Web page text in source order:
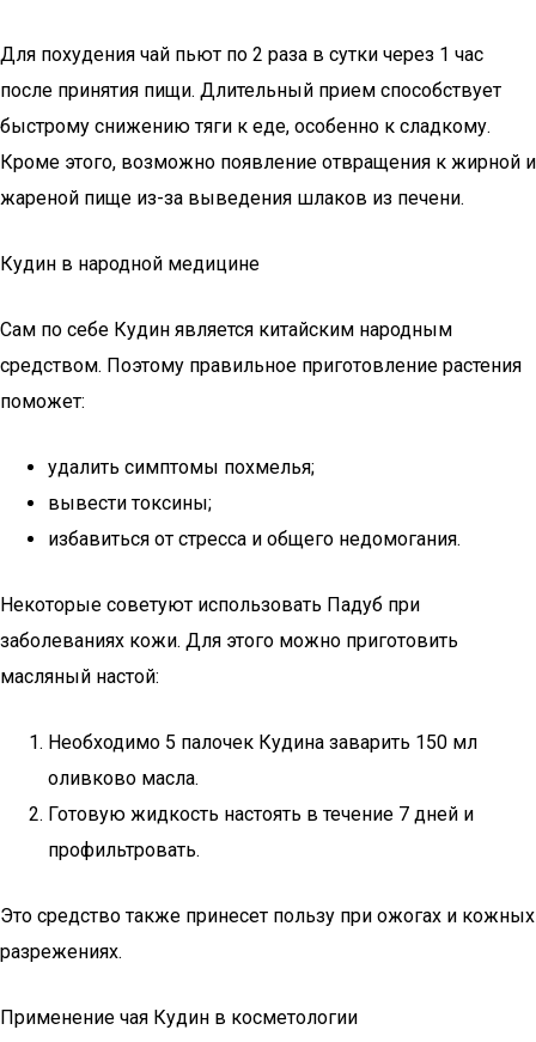
Для похудения чай пьют по 2 раза в сутки через 1 час
после принятия пищи. Длительный прием способствует
быстрому снижению тяги к еде, особенно к сладкому.
Кроме этого, возможно появление отвращения к жирной и
жареной пище из-за выведения шлаков из печени.
Кудин в народной медицине
Сам по себе Кудин является китайским народным
средством. Поэтому правильное приготовление растения
поможет:
удалить симптомы похмелья;
вывести токсины;
избавиться от стресса и общего недомогания.
Некоторые советуют использовать Падуб при
заболеваниях кожи. Для этого можно приготовить
масляный настой:
Необходимо 5 палочек Кудина заварить 150 мл
оливково масла.
Готовую жидкость настоять в течение 7 дней и
профильтровать.
Это средство также принесет пользу при ожогах и кожных
разрежениях.
Применение чая Кудин в косметологии